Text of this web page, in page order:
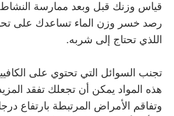
قياس وزنك قبل وبعد ممارسة النشاط
رصد خسر وزن الماء تساعدك على
اللذي تحتاج إلى شربه.
تجنب السوائل التي تحتوي على
هذه المواد يمكن أن تجعلك تفقد
وتفاقم الأمراض المرتبطة بارتفاع